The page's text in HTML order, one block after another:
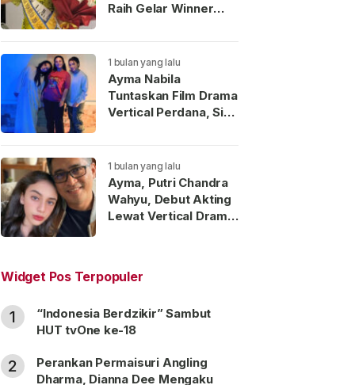
Raih Gelar Winner
1 bulan yang lalu
Ayma Nabila
Tuntaskan Film Drama
Vertical Perdana, Siap
Indonesia
1 bulan yang lalu
Ayma, Putri Chandra
Wahyu, Debut Akting
Lewat Vertical Drama
Widget Pos Terpopuler
1
“Indonesia Berdzikir” Sambut
HUT tvOne ke-18
2
Perankan Permaisuri Angling
Dharma, Dianna Dee Mengaku